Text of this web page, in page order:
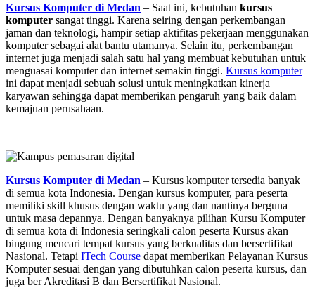
Kursus Komputer di Medan – Saat ini, kebutuhan kursus
komputer sangat tinggi. Karena seiring dengan perkembangan
jaman dan teknologi, hampir setiap aktifitas pekerjaan menggunakan
komputer sebagai alat bantu utamanya. Selain itu, perkembangan
internet juga menjadi salah satu hal yang membuat kebutuhan untuk
menguasai komputer dan internet semakin tinggi. Kursus komputer
ini dapat menjadi sebuah solusi untuk meningkatkan kinerja
karyawan sehingga dapat memberikan pengaruh yang baik dalam
kemajuan perusahaan.
Kursus Komputer di Medan – Kursus komputer tersedia banyak
di semua kota Indonesia. Dengan kursus komputer, para peserta
memiliki skill khusus dengan waktu yang dan nantinya berguna
untuk masa depannya. Dengan banyaknya pilihan Kursu Komputer
di semua kota di Indonesia seringkali calon peserta Kursus akan
bingung mencari tempat kursus yang berkualitas dan bersertifikat
Nasional. Tetapi ITech Course dapat memberikan Pelayanan Kursus
Komputer sesuai dengan yang dibutuhkan calon peserta kursus, dan
juga ber Akreditasi B dan Bersertifikat Nasional.